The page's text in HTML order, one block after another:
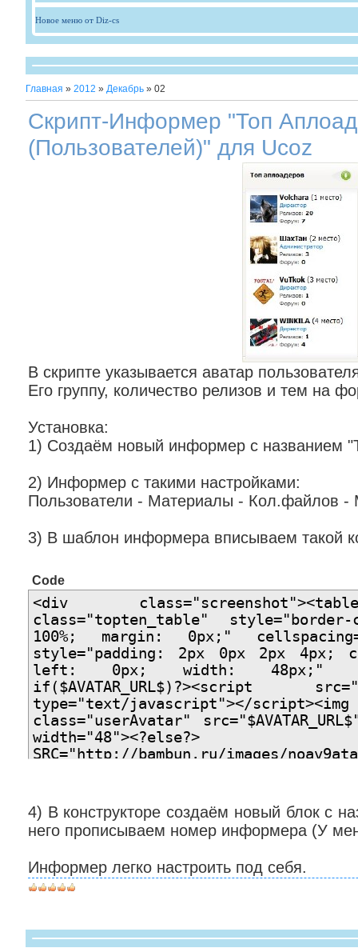
Новое меню от Diz-cs
Главная » 2012 » Декабрь » 02
Скрипт-Информер "Топ
(Пользователей)" для Ucoz
В скрипте указывается аватар
Его группу, количество релизов и тем на
Установка:
1) Создаём новый информер с названием
2) Информер с такими настройками:
Пользователи - Материалы - Кол.файлов -
3) В шаблон информера вписываем такой
Code
<div
class="topten_table"
100%; margin: 0px;"
style="padding: 2px 0px 2px 4px;
left: 0px; width: 48px;"
if($AVATAR_URL$)?><script
type="text/javascript"></
class="userAvatar"
SRC="http://bambun.ru/images/
left: 0px; text-align: left; font-
tahoma, verdana, arial; color:
onclick="';"><font style="font-size:
<font
<font
4) В конструкторе создаём новый блок с
него прописываем номер информера (У
Информер легко настроить под себя.